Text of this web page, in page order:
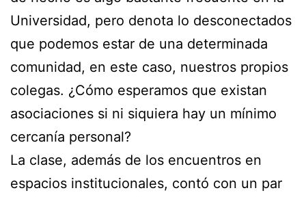
Universidad, pero denota lo desconectados
que podemos estar de una determinada
comunidad, en este caso, nuestros propios
colegas. ¿Cómo esperamos que existan
asociaciones si ni siquiera hay un mínimo
cercanía personal?
La clase, además de los encuentros en
espacios institucionales, contó con un par